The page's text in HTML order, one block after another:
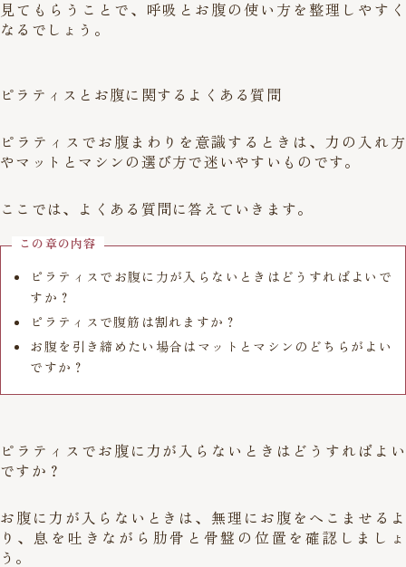
見てもらうことで、呼吸とお腹の使い方を整理しやすく
なるでしょう。
ピラティスとお腹に関するよくある質問
ピラティスでお腹まわりを意識するときは、力の入れ方
やマットとマシンの選び方で迷いやすいものです。
ここでは、よくある質問に答えていきます。
この章の内容
ピラティスでお腹に力が入らないときはどうすればよいで
すか？
ピラティスで腹筋は割れますか？
お腹を引き締めたい場合はマットとマシンのどちらがよい
ですか？
ピラティスでお腹に力が入らないときはどうすればよい
ですか？
お腹に力が入らないときは、無理にお腹をへこませるよ
り、息を吐きながら肋骨と骨盤の位置を確認しましょ
う。